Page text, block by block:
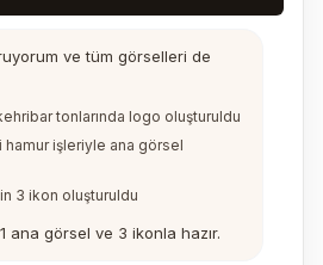
ve tüm görselleri de
tonlarında logo oluşturuldu
hamur işleriyle ana görsel
3 ikon oluşturuldu
ana görsel ve 3 ikonla hazır.